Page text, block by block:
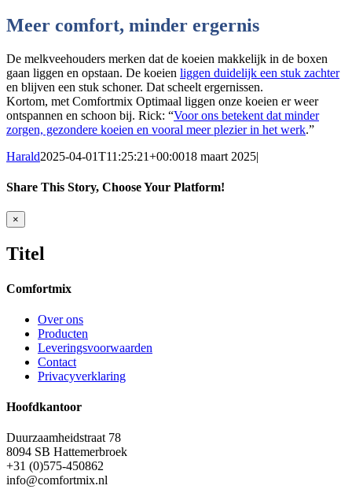
Meer comfort, minder ergernis
De melkveehouders merken dat de koeien makkelijk in de boxen
gaan liggen en opstaan. De koeien liggen duidelijk een stuk zachter
en blijven een stuk schoner. Dat scheelt ergernissen.
Kortom, met Comfortmix Optimaal liggen onze koeien er weer
ontspannen en schoon bij. Rick: “Voor ons betekent dat minder
zorgen, gezondere koeien en vooral meer plezier in het werk.”
Harald2025-04-01T11:25:21+00:0018 maart 2025|
Share This Story, Choose Your Platform!
Facebook
Twitter
Reddit
LinkedIn
Tumblr
Pinterest
Vk
E-
mail
Close
product
view
×
Titel
Comfortmix
Over ons
Producten
Leveringsvoorwaarden
Contact
Privacyverklaring
Hoofdkantoor
Duurzaamheidstraat 78
8094 SB Hattemerbroek
+31 (0)575-450862
info@comfortmix.nl